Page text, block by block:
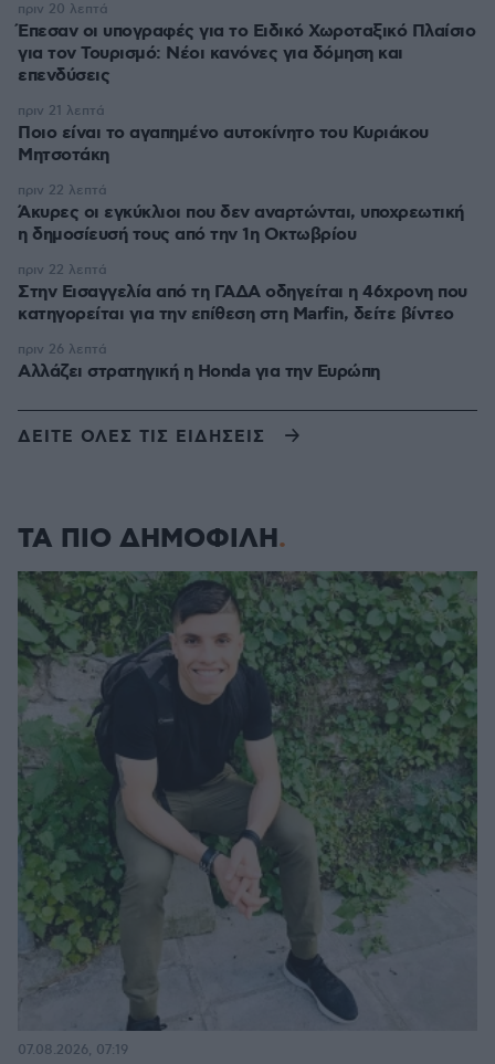
Έπεσαν οι υπογραφές για το Ειδικό Χωροταξικό Πλαίσιο
για τον Τουρισμό: Νέοι κανόνες για δόμηση και
επενδύσεις
πριν 20 λεπτά
Ποιο είναι το αγαπημένο αυτοκίνητο του Κυριάκου
Μητσοτάκη
πριν 21 λεπτά
Άκυρες οι εγκύκλιοι που δεν αναρτώνται, υποχρεωτική
η δημοσίευσή τους από την 1η Οκτωβρίου
πριν 22 λεπτά
Στην Εισαγγελία από τη ΓΑΔΑ οδηγείται η 46χρονη που
κατηγορείται για την επίθεση στη Marfin, δείτε βίντεο
πριν 22 λεπτά
Αλλάζει στρατηγική η Honda για την Ευρώπη
πριν 26 λεπτά
ΔΕΙΤΕ ΟΛΕΣ ΤΙΣ ΕΙΔΗΣΕΙΣ
ΤΑ ΠΙΟ ΔΗΜΟΦΙΛΗ
07.08.2026, 07:19